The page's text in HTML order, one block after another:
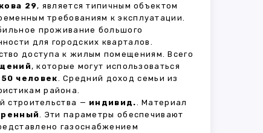
29, является типичным объектом
требованиям к эксплуатации.
проживание большого
для городских кварталов.
доступа к жилым помещениям. Всего
, которые могут использоваться
50 человек. Средний доход семьи из
района.
строительства — индивид.. Материал
. Эти параметры обеспечивают
газоснабжением